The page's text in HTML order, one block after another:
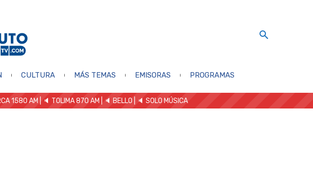
CULTURA MÁS TEMAS EMISORAS PROGRAMAS
1580 AM | 🔈 TOLIMA 870 AM | 🔈 BELLO 🔈 SOLO MÚSICA